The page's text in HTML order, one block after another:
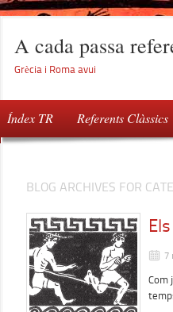
A cada passa
Grècia i Roma avui
Índex TR Referents Clàssics
BLOG ARCHIVES FOR
7
Com